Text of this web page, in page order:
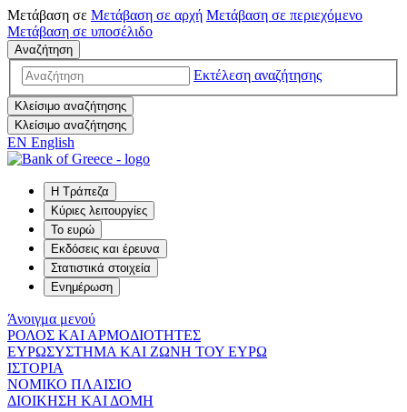
Μετάβαση σε Μετάβαση σε αρχή Μετάβαση σε περιεχόμενο
Μετάβαση σε υποσέλιδο
Αναζήτηση
Εκτέλεση αναζήτησης
Κλείσιμο αναζήτησης
Κλείσιμο αναζήτησης
EN English
Η Τράπεζα
Κύριες λειτουργίες
Το ευρώ
Εκδόσεις και έρευνα
Στατιστικά στοιχεία
Ενημέρωση
Άνοιγμα μενού
ΡΟΛΟΣ ΚΑΙ ΑΡΜΟΔΙΟΤΗΤΕΣ
ΕΥΡΩΣΥΣΤΗΜΑ ΚΑΙ ΖΩΝΗ ΤΟΥ ΕΥΡΩ
ΙΣΤΟΡΙΑ
ΝΟΜΙΚΟ ΠΛΑΙΣΙΟ
ΔΙΟΙΚΗΣΗ ΚΑΙ ΔΟΜΗ